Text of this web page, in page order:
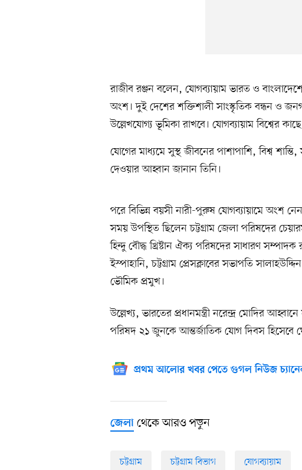
রাজীব রঞ্জন বলেন, যোগব্যায়াম ভারত ও
অংশ। দুই দেশের শক্তিশালী সাংস্কৃতিক বন্ধন ও
উল্লেখযোগ্য ভূমিকা রাখবে। যোগব্যায়াম বিশ্বের
যোগের মাধ্যমে সুস্থ জীবনের পাশাপাশি, বিশ্ব
দেওয়ার আহ্বান জানান তিনি।
পরে বিভিন্ন বয়সী নারী-পুরুষ যোগব্যায়ামে অংশ
সময় উপস্থিত ছিলেন চট্টগ্রাম জেলা পরিষদের
হিন্দু বৌদ্ধ খ্রিষ্টান ঐক্য পরিষদের সাধারণ সম্পাদক
ইস্পাহানি, চট্টগ্রাম প্রেসক্লাবের সভাপতি
ভৌমিক প্রমুখ।
উল্লেখ্য, ভারতের প্রধানমন্ত্রী নরেন্দ্র মোদির
পরিষদ ২১ জুনকে আন্তর্জাতিক যোগ দিবস হিসেবে
প্রথম আলোর খবর পেতে গুগল নিউজ
জেলা থেকে আরও পড়ুন
চট্টগ্রাম চট্টগ্রাম বিভাগ যোগব্যায়াম